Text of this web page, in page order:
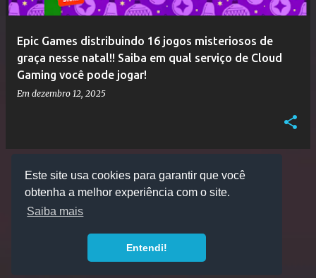
Este site usa cookies para garantir que você
obtenha a melhor experiência com o site.
Saiba mais
Entendi!
Epic Games distribuindo 16 jogos misteriosos de
graça nesse natal!! Saiba em qual serviço de Cloud
Gaming você pode jogar!
Em dezembro 12, 2025
MAIS POSTAGENS
Tecnologia do Blogger